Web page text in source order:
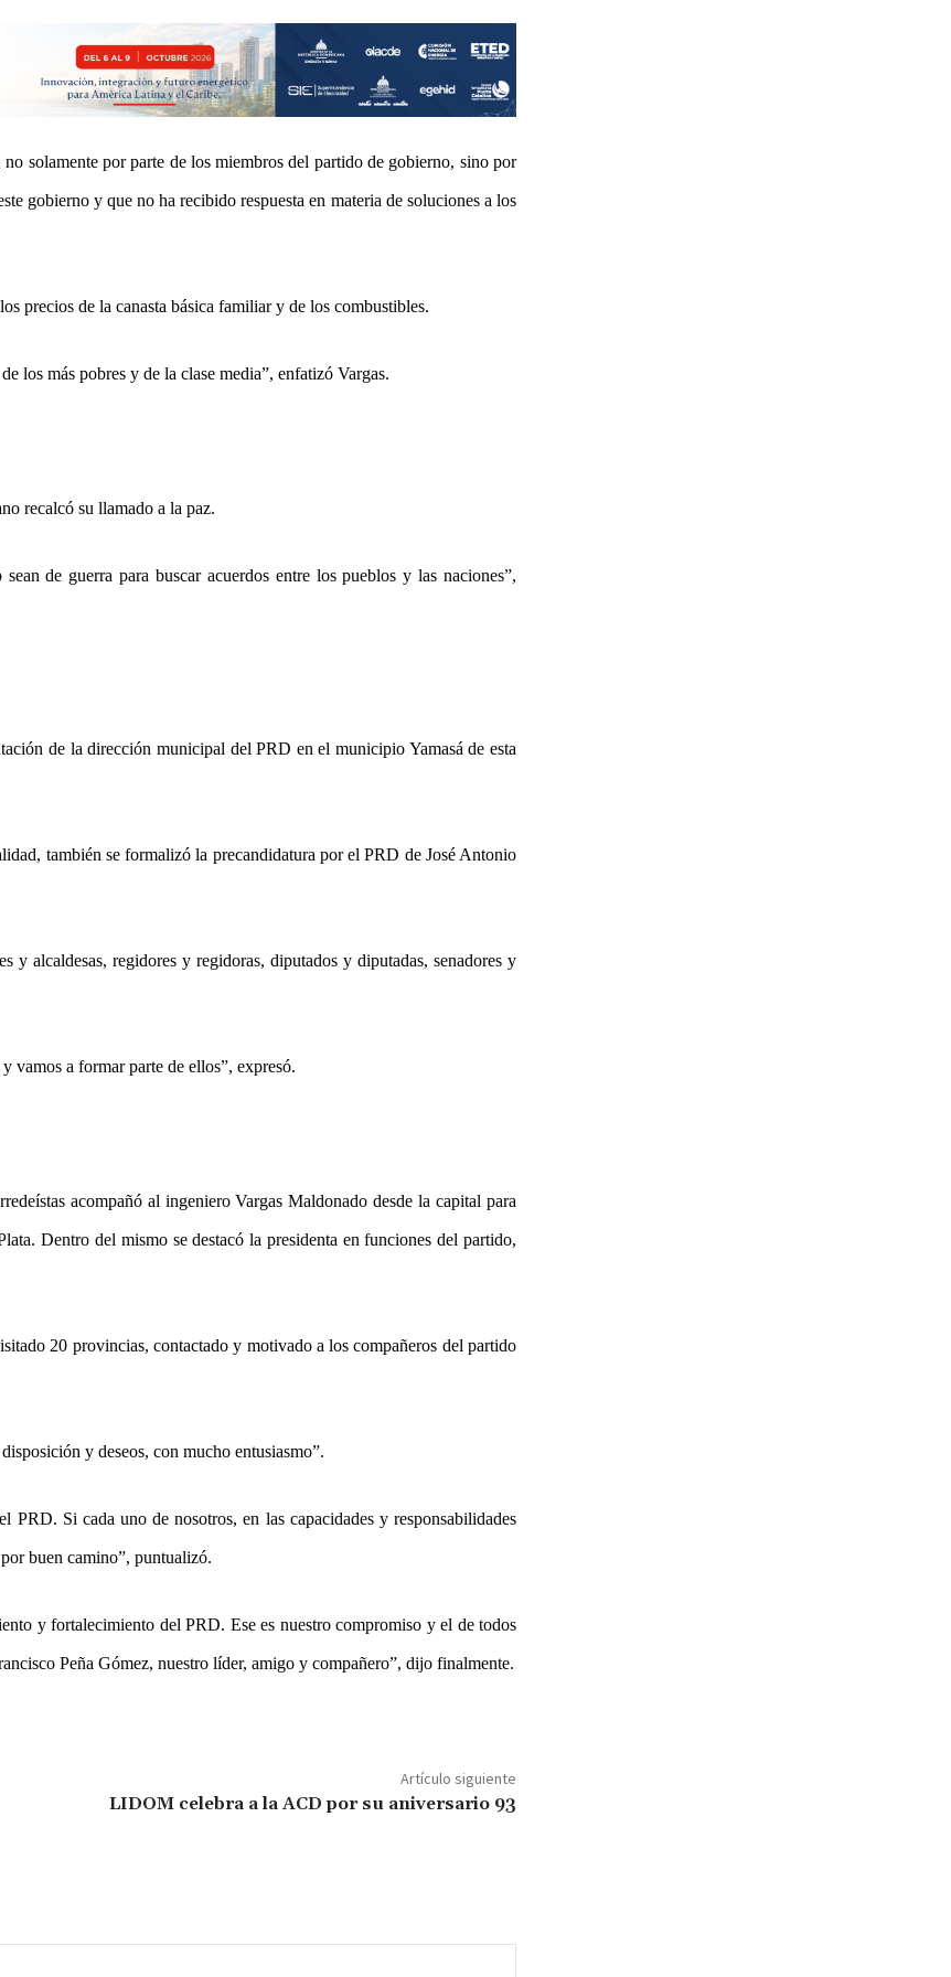
solamente por parte de los miembros del partido de gobierno, sino por
gobierno y que no ha recibido respuesta en materia de soluciones a los
precios de la canasta básica familiar y de los combustibles.
los más pobres y de la clase media”, enfatizó Vargas.
recalcó su llamado a la paz.
de guerra para buscar acuerdos entre los pueblos y las naciones”,
de la dirección municipal del PRD en el municipio Yamasá de esta
también se formalizó la precandidatura por el PRD de José Antonio
y alcaldesas, regidores y regidoras, diputados y diputadas, senadores y
vamos a formar parte de ellos”, expresó.
acompañó al ingeniero Vargas Maldonado desde la capital para
Dentro del mismo se destacó la presidenta en funciones del partido,
20 provincias, contactado y motivado a los compañeros del partido
y deseos, con mucho entusiasmo”.
Si cada uno de nosotros, en las capacidades y responsabilidades
buen camino”, puntualizó.
y fortalecimiento del PRD. Ese es nuestro compromiso y el de todos
Peña Gómez, nuestro líder, amigo y compañero”, dijo finalmente.
Artículo siguiente
LIDOM celebra a la ACD por su aniversario 93